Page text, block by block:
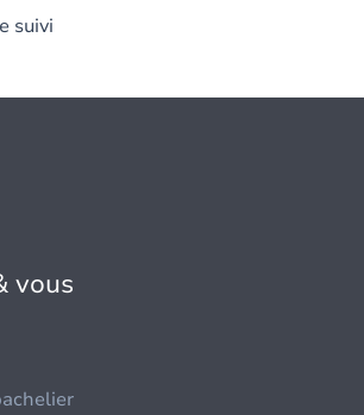
suivi
vous